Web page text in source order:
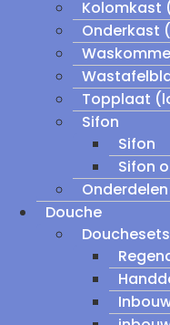
Kolomkast
Onderkast
Topplaat
Sifon
Sifon
Sifon
Douche
Douchesets